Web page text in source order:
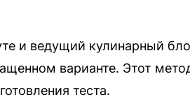
и ведущий кулинарный
варианте. Этот
теста.